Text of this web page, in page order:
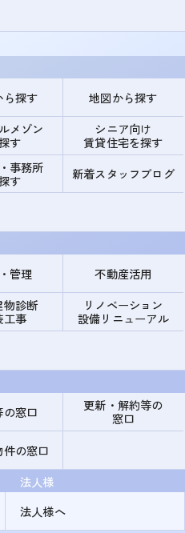
ら探す 地図から探す
メゾン
す
シニア向け
賃貸住宅を探す
事務所
す
新着スタッフブログ
管理 不動産活用
物診断
工事
リノベーション
設備リニューアル
窓口
更新・解約等の
窓口
の窓口
法人様
法人様へ